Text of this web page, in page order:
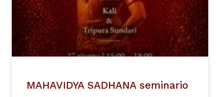
MAHAVIDYA SADHANA seminario